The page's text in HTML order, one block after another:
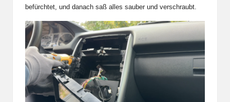
befürchtet, und danach saß alles sauber und verschraubt.